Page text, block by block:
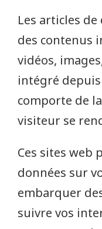
Les articles
des contenus
vidéos,
intégré depuis
comporte de
visiteur se
Ces sites web
données sur
embarquer
suivre vos